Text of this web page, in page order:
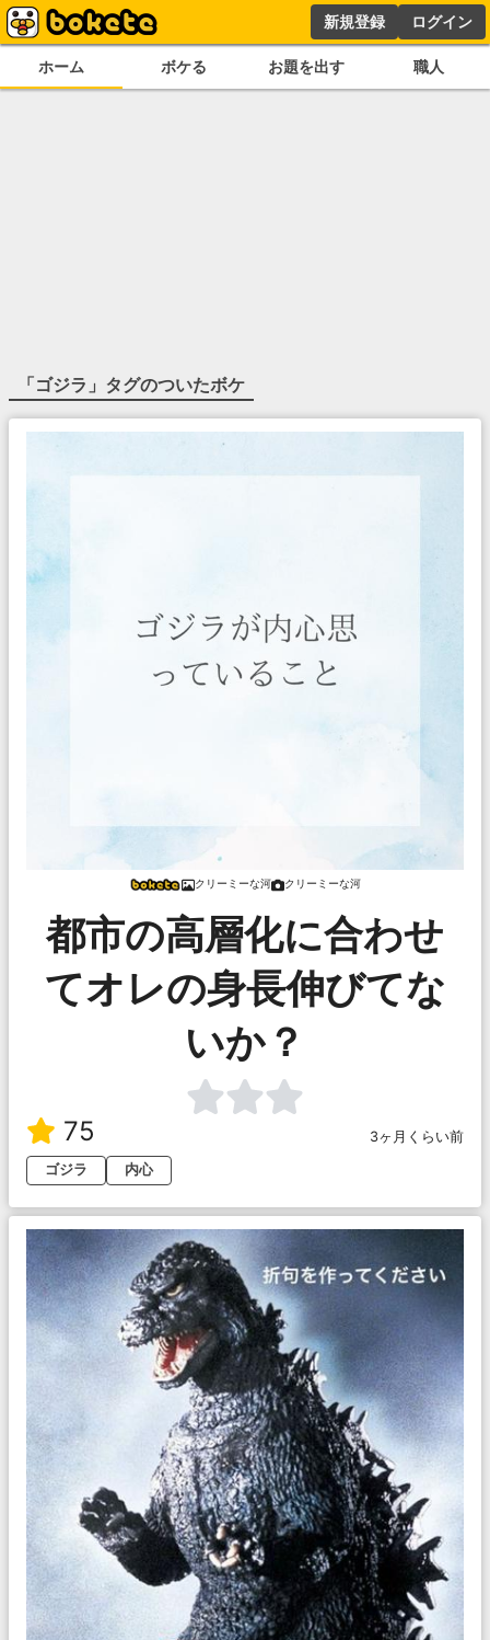
新規登録 ログイン
ホーム ボケる お題を出す 職人
「ゴジラ 」タグのついたボケ
クリーミーな河 クリーミーな河
都市の高層化に合わせ
てオレの身長伸びてな
いか？
75
3ヶ月くらい前
ゴジラ
内心